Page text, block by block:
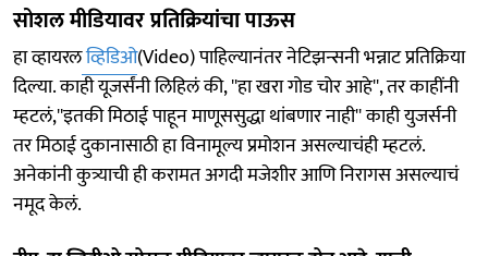
सोशल मीडियावर प्रतिक्रियांचा पाऊस
हा व्हायरलव्हिडिओ(Video) पाहिल्यानंतर नेटिझन्सनी भन्नाट प्रतिक्रिया
दिल्या. काही यूजर्संनी लिहिलं की, ''हा खरा गोड चोर आहे'', तर काहींनी
म्हटलं,''इतकी मिठाई पाहून माणूससुद्धा थांबणार नाही'' काही युजर्सनी
तर मिठाई दुकानासाठी हा विनामूल्य प्रमोशन असल्याचंही म्हटलं.
अनेकांनी कुत्र्याची ही करामत अगदी मजेशीर आणि निरागस असल्याचं
नमूद केलं.